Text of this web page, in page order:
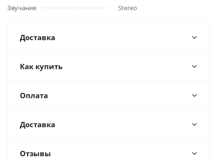
Звучание
Stereo
Доставка
Как купить
Оплата
Доставка
Отзывы